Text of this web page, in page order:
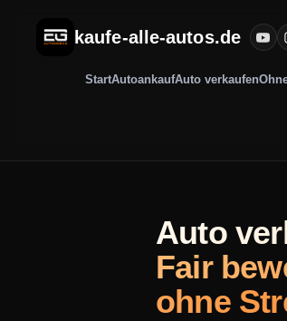
kaufe-alle-autos.de
StartAutoankaufAuto verkaufen
Auto
Fair
ohne